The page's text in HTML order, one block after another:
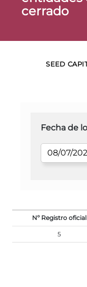
cerrado
SEED
Fecha de
Nº Registro oficial
5